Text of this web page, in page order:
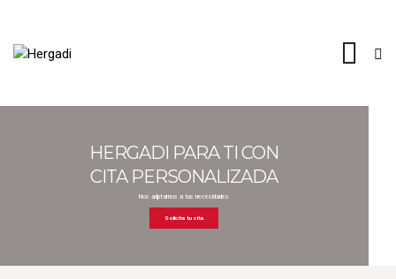
HERGADI PARA TI CON
CITA PERSONALIZADA
Solicita tu cita
Nos adptamos a tus necesidades